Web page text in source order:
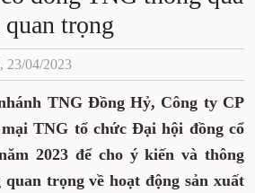
trọng
23/04/2023
TNG Đồng Hỷ, Công ty CP
TNG tổ chức Đại hội đồng cổ
2023 để cho ý kiến và thông
quan trọngvề hoạt động sản xuất